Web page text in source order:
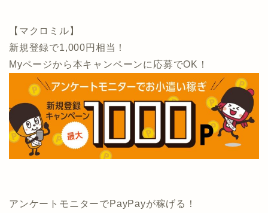
【マクロミル】
新規登録で1,000円相当！
Myページから本キャンペーンに応募でOK！
アンケートモニターでPayPayが稼げる！